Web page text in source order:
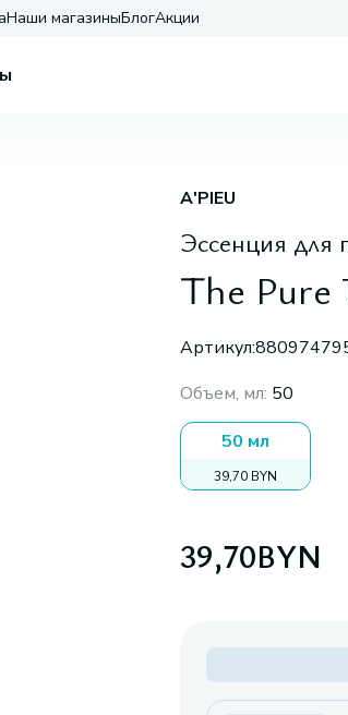
Наши магазиныБлогАкции
A'PIEU
Эссенция для
The Pure
Артикул:
Объем, мл: 50
50 мл
39,70 BYN
39,70BYN